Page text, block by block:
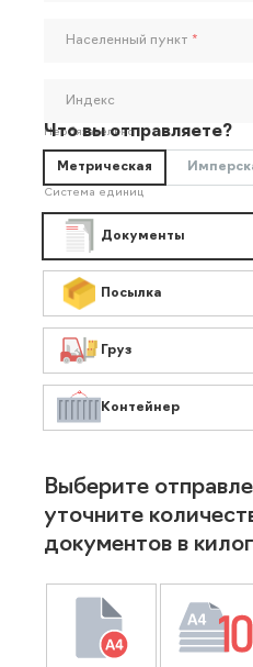
Населенный пункт *
Индекс
Необязательно
Что вы отправляете?
Метрическая
Система единиц
Документы
Посылка
Груз
Контейнер
Выберите
уточните
документов в